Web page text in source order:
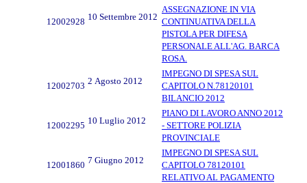
12002928 10 Settembre 2012
ASSEGNAZIONE IN VIA
CONTINUATIVA DELLA
PISTOLA PER DIFESA
PERSONALE ALL'AG. BARCA
ROSA.
12002703 2 Agosto 2012
IMPEGNO DI SPESA SUL
CAPITOLO N.78120101
BILANCIO 2012
12002295 10 Luglio 2012
PIANO DI LAVORO ANNO 2012
- SETTORE POLIZIA
PROVINCIALE
12001860 7 Giugno 2012
IMPEGNO DI SPESA SUL
CAPITOLO 78120101
RELATIVO AL PAGAMENTO